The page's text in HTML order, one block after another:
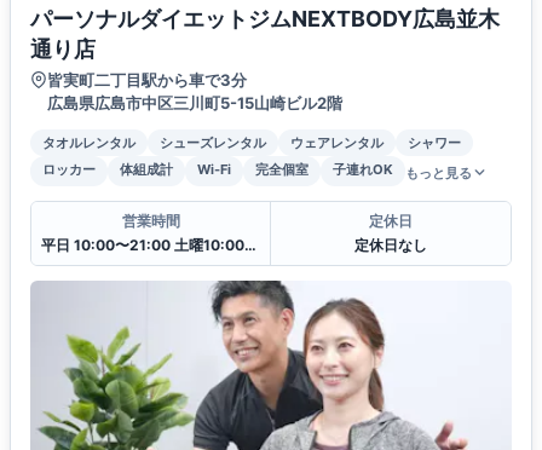
パーソナルダイエットジムNEXTBODY広島並木
通り店
皆実町二丁目駅から車で3分
広島県広島市中区三川町5-15山崎ビル2階
タオルレンタル シューズレンタル ウェアレンタル
シャワー
ロッカー
体組成計 Wi-Fi 完全個室 子連れOK もっと見る
営業時間
平日 10:00〜21:00 土曜10:00〜20:00 日曜10:00〜18:00
定休日
定休日なし